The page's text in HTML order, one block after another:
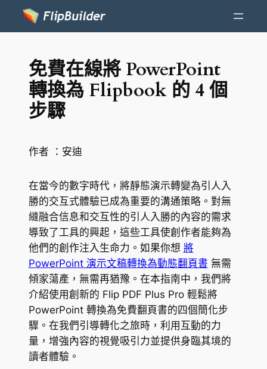
免費在線將 PowerPoint
轉換為 Flipbook 的 4 個
步驟
作者 ： 安迪
在當今的數字時代，將靜態演示轉變為引人入
勝的交互式體驗已成為重要的溝通策略。對無
縫融合信息和交互性的引人入勝的內容的需求
導致了工具的興起，這些工具使創作者能夠為
他們的創作注入生命力。如果你想 將
PowerPoint 演示文稿轉換為動態翻頁書 無需
傾家蕩產，無需再猶豫。在本指南中，我們將
介紹使用創新的 Flip PDF Plus Pro 輕鬆將
PowerPoint 轉換為免費翻頁書的四個簡化步
驟。在我們引導轉化之旅時，利用互動的力
量，增強內容的視覺吸引力並提供身臨其境的
讀者體驗。